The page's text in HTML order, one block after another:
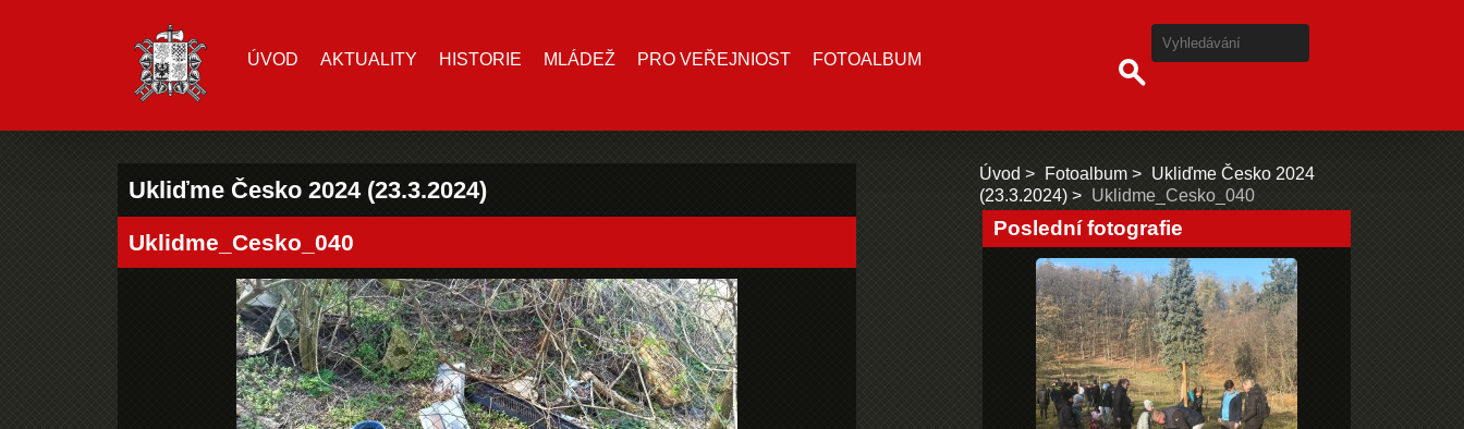
ÚVOD AKTUALITY HISTORIE MLÁDEŽ PRO VEŘEJNIOST FOTOALBUM
Ukliďme Česko 2024 (23.3.2024)
Uklidme_Cesko_040
Úvod Fotoalbum
Ukliďme Česko 2024
(23.3.2024)
Uklidme_Cesko_040
Poslední fotografie